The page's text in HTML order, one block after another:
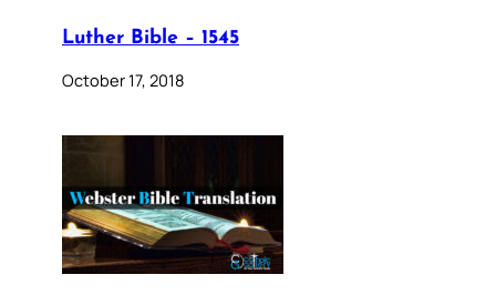
Luther Bible – 1545
October 17, 2018